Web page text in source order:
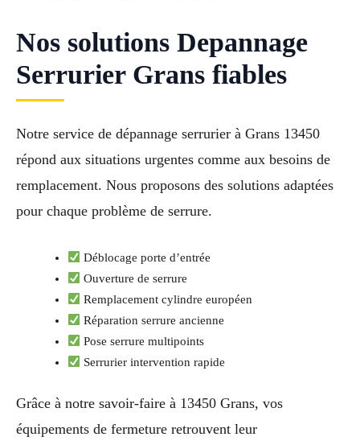
Nos solutions Depannage
Serrurier Grans fiables
Notre service de dépannage serrurier à Grans 13450
répond aux situations urgentes comme aux besoins de
remplacement. Nous proposons des solutions adaptées
pour chaque problème de serrure.
Déblocage porte d’entrée
Ouverture de serrure
Remplacement cylindre européen
Réparation serrure ancienne
Pose serrure multipoints
Serrurier intervention rapide
Grâce à notre savoir-faire à 13450 Grans, vos
équipements de fermeture retrouvent leur